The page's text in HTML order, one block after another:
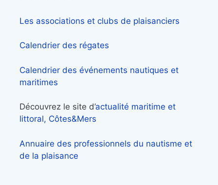
Les associations et clubs de plaisanciers
Calendrier des régates
Calendrier des événements nautiques et
maritimes
Découvrez le site d’actualité maritime et
littoral, Côtes&Mers
Annuaire des professionnels du nautisme et
de la plaisance